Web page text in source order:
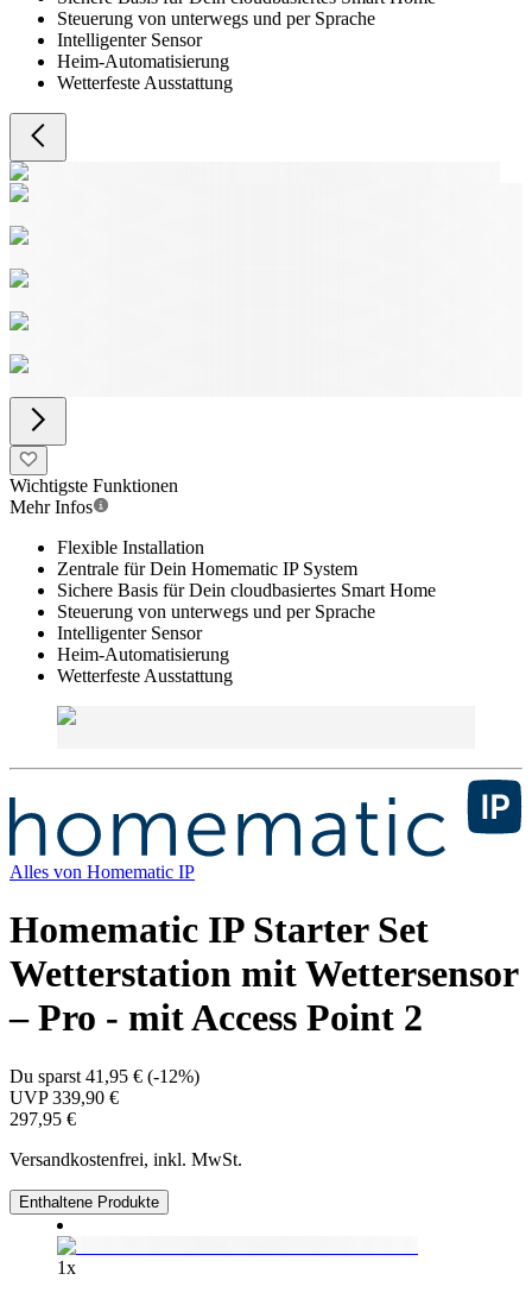
Steuerung von unterwegs und per Sprache
Intelligenter Sensor
Heim-Automatisierung
Wetterfeste Ausstattung
Wichtigste Funktionen
Mehr Infos
Flexible Installation
Zentrale für Dein Homematic IP System
Sichere Basis für Dein cloudbasiertes Smart Home
Steuerung von unterwegs und per Sprache
Intelligenter Sensor
Heim-Automatisierung
Wetterfeste Ausstattung
Alles von Homematic IP
Homematic IP Starter Set
Wetterstation mit Wettersensor
– Pro - mit Access Point 2
Du sparst 41,95 € (-12%)
UVP339,90 €
297,95 €
Versandkostenfrei, inkl. MwSt.
Enthaltene Produkte
1x